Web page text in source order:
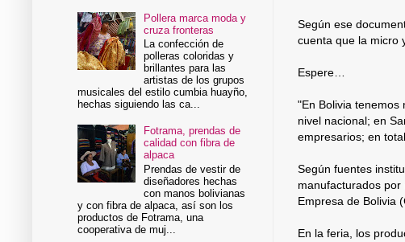
Según ese
cuenta que la micro
Espere…
"En Bolivia
nivel nacional; en
empresarios; en
Según fuentes
manufacturados
Empresa de Bolivia
En la feria, los
Pollera marca moda y
cruza fronteras
La confección de
polleras coloridas y
brillantes para las
artistas de los grupos
musicales del estilo cumbia huayño,
hechas siguiendo las ca...
Fotrama, prendas de
calidad con fibra de
alpaca
Prendas de vestir de
diseñadores hechas
con manos bolivianas
y con fibra de alpaca, así son los
productos de Fotrama, una
cooperativa de muj...